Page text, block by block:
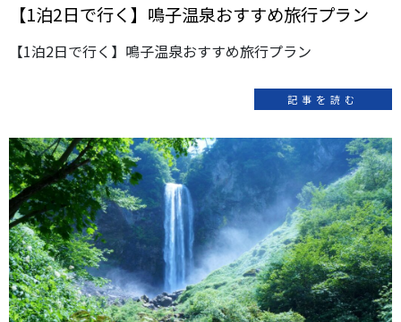
【1泊2日で行く】鳴子温泉おすすめ旅行プラン
【1泊2日で行く】鳴子温泉おすすめ旅行プラン
記事を読む